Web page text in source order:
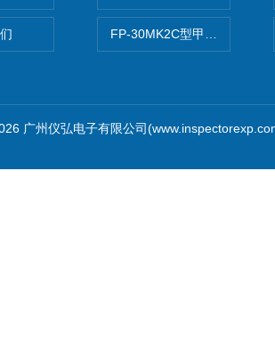
FP-30MK2C型甲醛检测仪
广州仪弘电子有限公司